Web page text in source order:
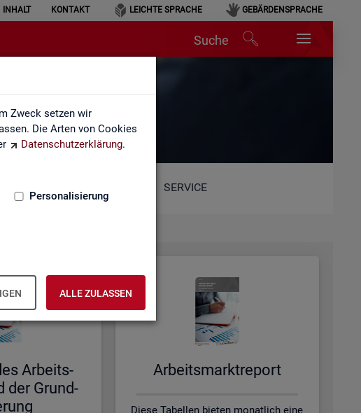
Zweck setzen wir
Die Arten von Cookies
Datenschutzerklärung.
Personalisierung
ALLE ZULASSEN
INHALT KONTAKT LEICHTE SPRACHE GEBÄRDENSPRACHE
Suche
SERVICE
Ar­beits­
der Grund­
Ar­beits­markt­re­port
Diese Tabellen bieten monatlich eine